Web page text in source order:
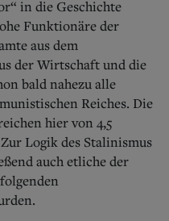
in die Geschichte
Funktionäre der
aus dem
der Wirtschaft und die
bald nahezu alle
Reiches. Die
hier von 4,5
Logik des Stalinismus
auch etliche der